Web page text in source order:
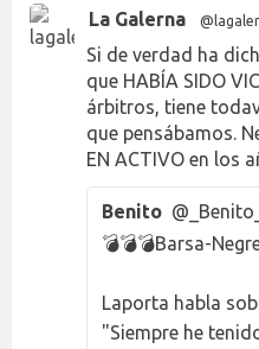
La Galerna
Si de verdad ha
que HABÍA SIDO
árbitros, tiene
que pensábamos.
EN ACTIVO en los
Benito
💣💣💣Barsa-
Laporta habla
"Siempre he